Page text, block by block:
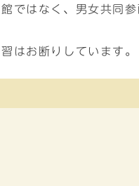
ではなく、男女共同
はお断りしています。